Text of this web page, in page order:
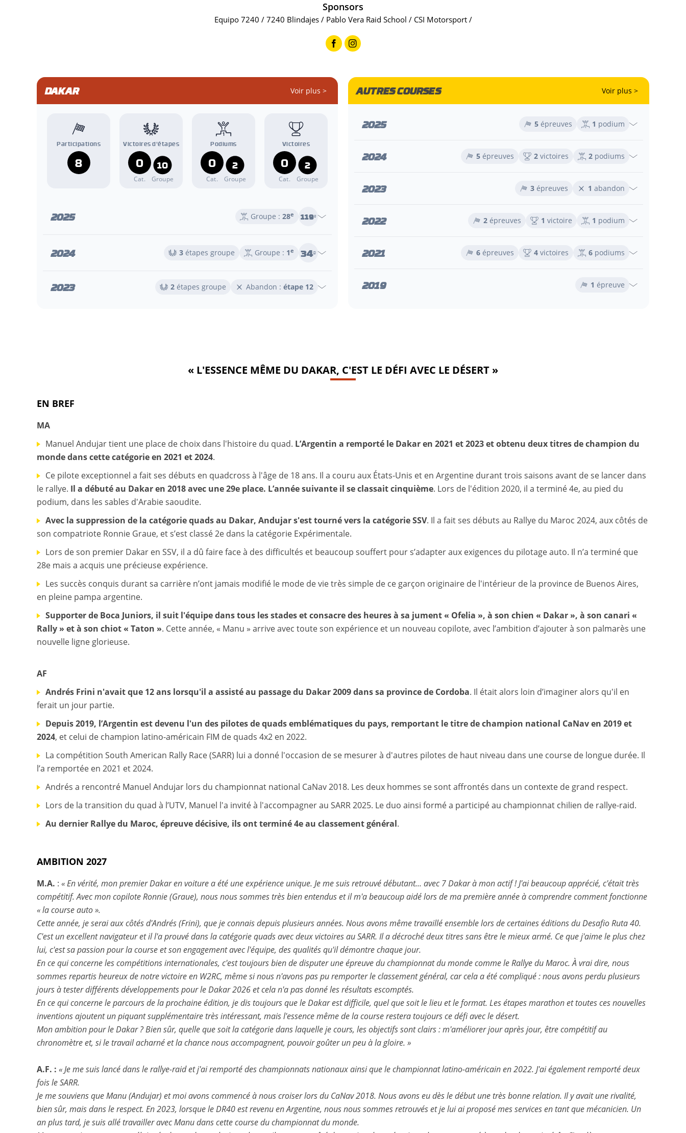
Sponsors
Equipo 7240 / 7240 Blindajes / Pablo Vera Raid School / CSI Motorsport /
DAKAR Voir plus >
Participations
8
Victoires d'étapes
0
Cat.
10
Groupe
Podiums
0
Cat.
2
Groupe
Victoires
0
Cat.
2
Groupe
2025 Groupe : 28e 119e
2024 3 étapes groupe Groupe : 1e 34e
2023 2 étapes groupe Abandon : étape 12
AUTRES COURSES Voir plus >
2025 5 épreuves 1 podium
2024 5 épreuves 2 victoires 2 podiums
2023 3 épreuves 1 abandon
2022 2 épreuves 1 victoire 1 podium
2021 6 épreuves 4 victoires 6 podiums
2019 1 épreuve
« L'ESSENCE MÊME DU DAKAR, C'EST LE DÉFI AVEC LE DÉSERT »
EN BREF
MA
Manuel Andujar tient une place de choix dans l'histoire du quad. L’Argentin a remporté le Dakar en 2021 et 2023 et obtenu deux titres de champion du
monde dans cette catégorie en 2021 et 2024.
Ce pilote exceptionnel a fait ses débuts en quadcross à l'âge de 18 ans. Il a couru aux États-Unis et en Argentine durant trois saisons avant de se lancer dans
le rallye. Il a débuté au Dakar en 2018 avec une 29e place. L’année suivante il se classait cinquième. Lors de l'édition 2020, il a terminé 4e, au pied du
podium, dans les sables d'Arabie saoudite.
Avec la suppression de la catégorie quads au Dakar, Andujar s'est tourné vers la catégorie SSV. Il a fait ses débuts au Rallye du Maroc 2024, aux côtés de
son compatriote Ronnie Graue, et s’est classé 2e dans la catégorie Expérimentale.
Lors de son premier Dakar en SSV, il a dû faire face à des difficultés et beaucoup souffert pour s’adapter aux exigences du pilotage auto. Il n’a terminé que
28e mais a acquis une précieuse expérience.
Les succès conquis durant sa carrière n’ont jamais modifié le mode de vie très simple de ce garçon originaire de l'intérieur de la province de Buenos Aires,
en pleine pampa argentine.
Supporter de Boca Juniors, il suit l'équipe dans tous les stades et consacre des heures à sa jument « Ofelia », à son chien « Dakar », à son canari «
Rally » et à son chiot « Taton ». Cette année, « Manu » arrive avec toute son expérience et un nouveau copilote, avec l’ambition d’ajouter à son palmarès une
nouvelle ligne glorieuse.
AF
Andrés Frini n'avait que 12 ans lorsqu'il a assisté au passage du Dakar 2009 dans sa province de Cordoba. Il était alors loin d’imaginer alors qu'il en
ferait un jour partie.
Depuis 2019, l’Argentin est devenu l'un des pilotes de quads emblématiques du pays, remportant le titre de champion national CaNav en 2019 et
2024, et celui de champion latino-américain FIM de quads 4x2 en 2022.
La compétition South American Rally Race (SARR) lui a donné l'occasion de se mesurer à d'autres pilotes de haut niveau dans une course de longue durée. Il
l’a remportée en 2021 et 2024.
Andrés a rencontré Manuel Andujar lors du championnat national CaNav 2018. Les deux hommes se sont affrontés dans un contexte de grand respect.
Lors de la transition du quad à l’UTV, Manuel l'a invité à l'accompagner au SARR 2025. Le duo ainsi formé a participé au championnat chilien de rallye-raid.
Au dernier Rallye du Maroc, épreuve décisive, ils ont terminé 4e au classement général.
AMBITION 2027
M.A. : « En vérité, mon premier Dakar en voiture a été une expérience unique. Je me suis retrouvé débutant... avec 7 Dakar à mon actif ! J'ai beaucoup apprécié, c'était très
compétitif. Avec mon copilote Ronnie (Graue), nous nous sommes très bien entendus et il m'a beaucoup aidé lors de ma première année à comprendre comment fonctionne
« la course auto ».
Cette année, je serai aux côtés d'Andrés (Frini), que je connais depuis plusieurs années. Nous avons même travaillé ensemble lors de certaines éditions du Desafio Ruta 40.
C'est un excellent navigateur et il l'a prouvé dans la catégorie quads avec deux victoires au SARR. Il a décroché deux titres sans être le mieux armé. Ce que j'aime le plus chez
lui, c'est sa passion pour la course et son engagement avec l'équipe, des qualités qu'il démontre chaque jour.
En ce qui concerne les compétitions internationales, c'est toujours bien de disputer une épreuve du championnat du monde comme le Rallye du Maroc. À vrai dire, nous
sommes repartis heureux de notre victoire en W2RC, même si nous n'avons pas pu remporter le classement général, car cela a été compliqué : nous avons perdu plusieurs
jours à tester différents développements pour le Dakar 2026 et cela n'a pas donné les résultats escomptés.
En ce qui concerne le parcours de la prochaine édition, je dis toujours que le Dakar est difficile, quel que soit le lieu et le format. Les étapes marathon et toutes ces nouvelles
inventions ajoutent un piquant supplémentaire très intéressant, mais l'essence même de la course restera toujours ce défi avec le désert.
Mon ambition pour le Dakar ? Bien sûr, quelle que soit la catégorie dans laquelle je cours, les objectifs sont clairs : m'améliorer jour après jour, être compétitif au
chronomètre et, si le travail acharné et la chance nous accompagnent, pouvoir goûter un peu à la gloire. »
A.F. : « Je me suis lancé dans le rallye-raid et j'ai remporté des championnats nationaux ainsi que le championnat latino-américain en 2022. J'ai également remporté deux
fois le SARR.
Je me souviens que Manu (Andujar) et moi avons commencé à nous croiser lors du CaNav 2018. Nous avons eu dès le début une très bonne relation. Il y avait une rivalité,
bien sûr, mais dans le respect. En 2023, lorsque le DR40 est revenu en Argentine, nous nous sommes retrouvés et je lui ai proposé mes services en tant que mécanicien. Un
an plus tard, je suis allé travailler avec Manu dans cette course du championnat du monde.